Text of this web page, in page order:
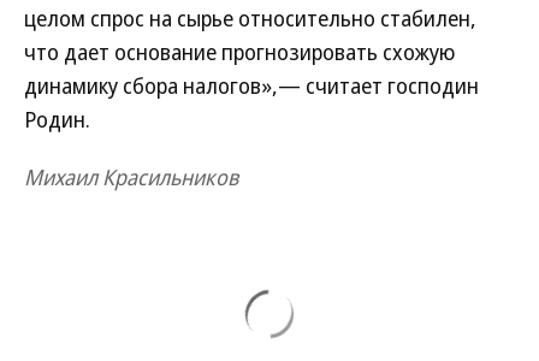
целом спрос на сырье относительно стабилен,
что дает основание прогнозировать схожую
динамику сбора налогов»,— считает господин
Родин.
Михаил Красильников